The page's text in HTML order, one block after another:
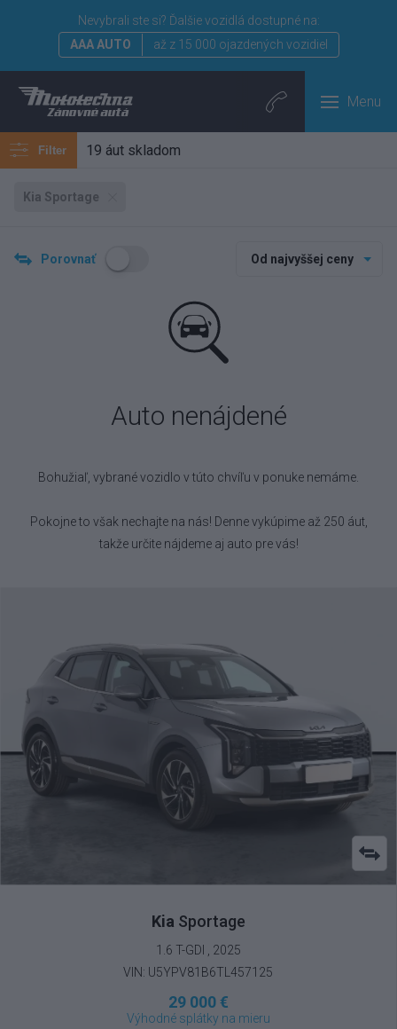
Nevybrali ste si? Ďalšie vozidlá dostupné na:
AAA AUTO
až z 15 000 ojazdených vozidiel
Menu
Filter 19 áut skladom
Kia Sportage
Porovnať Od najvyššej ceny
Auto nenájdené
Bohužiaľ, vybrané vozidlo v túto chvíľu v ponuke nemáme.
Pokojne to však nechajte na nás! Denne vykúpime až 250 áut,
takže určite nájdeme aj auto pre vás!
Kia Sportage
1.6 T-GDI , 2025
VIN: U5YPV81B6TL457125
29 000 €
Výhodné splátky na mieru